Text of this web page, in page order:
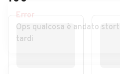
Error
Ops qualcosa è andato
tardi